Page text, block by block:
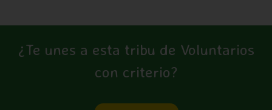
¿Te unes a esta tribu de Voluntarios
con criterio?